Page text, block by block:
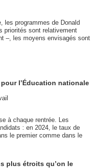
les programmes de Donald
priorités sont relativement
–, les moyens envisagés sont
l’Éducation nationale
à chaque rentrée. Les
: en 2024, le taux de
le premier comme dans le
plus étroits qu’on le